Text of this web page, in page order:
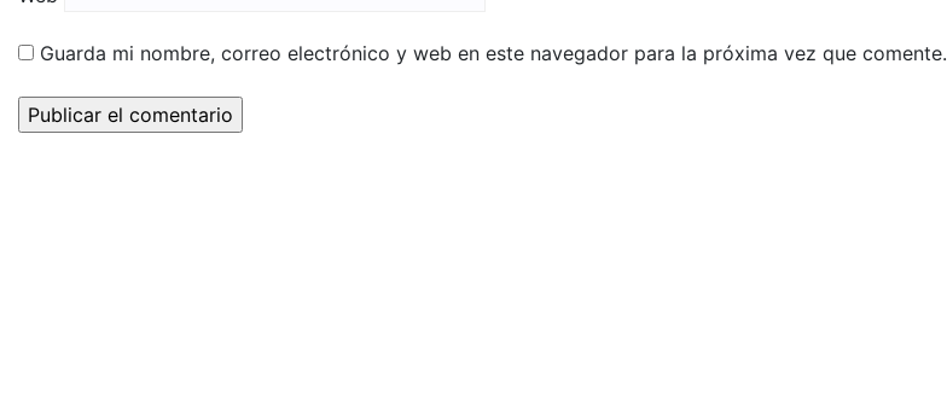
Guarda mi nombre, correo electrónico y web en este navegador para la próxima vez que comente.